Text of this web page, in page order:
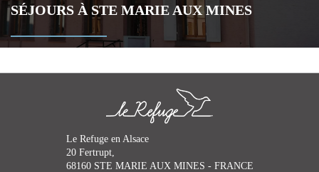
SÉJOURS À STE MARIE AUX MINES
Le Refuge en Alsace
20 Fertrupt,
68160 STE MARIE AUX MINES - FRANCE